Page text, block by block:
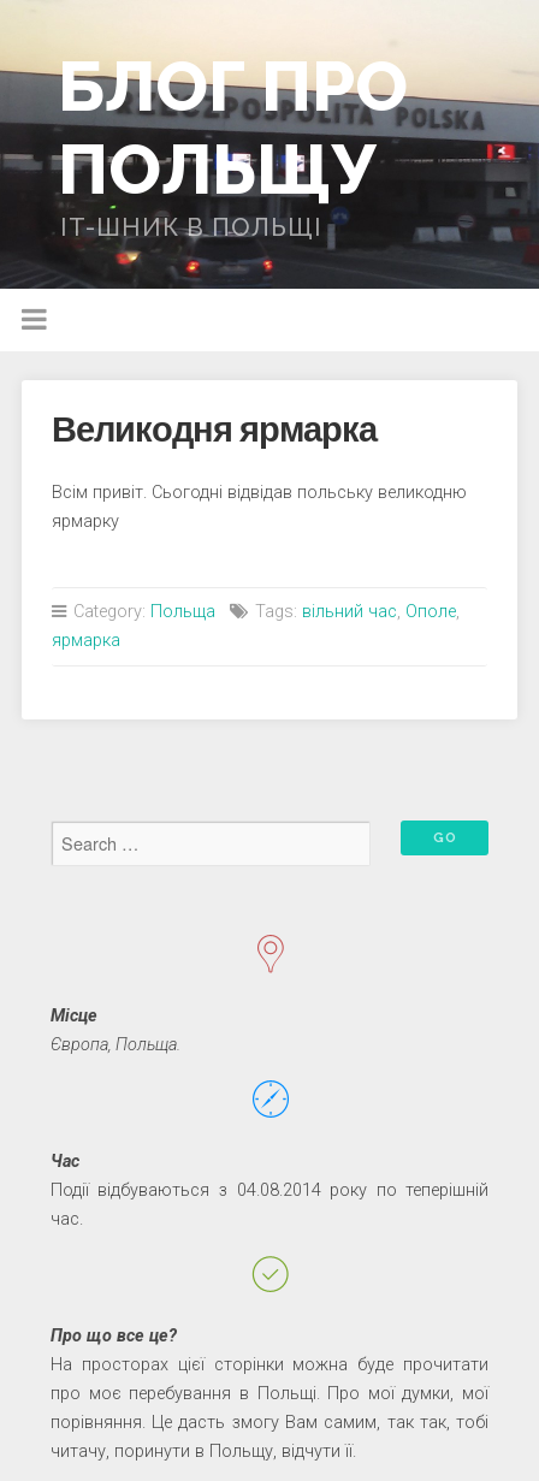
БЛОГ ПРО
ПОЛЬЩУ
IT-ШНИК В ПОЛЬЩІ
Великодня ярмарка
Всім привіт. Сьогодні відвідав польську великодню
ярмарку
Category: Польща Tags: вільний час, Ополе,
ярмарка
Місце
Європа, Польща.
Час
Події відбуваються з 04.08.2014 року по теперішній
час.
Про що все це?
На просторах цієї сторінки можна буде прочитати
про моє перебування в Польщі. Про мої думки, мої
порівняння. Це дасть змогу Вам самим, так так, тобі
читачу, поринути в Польщу, відчути її.